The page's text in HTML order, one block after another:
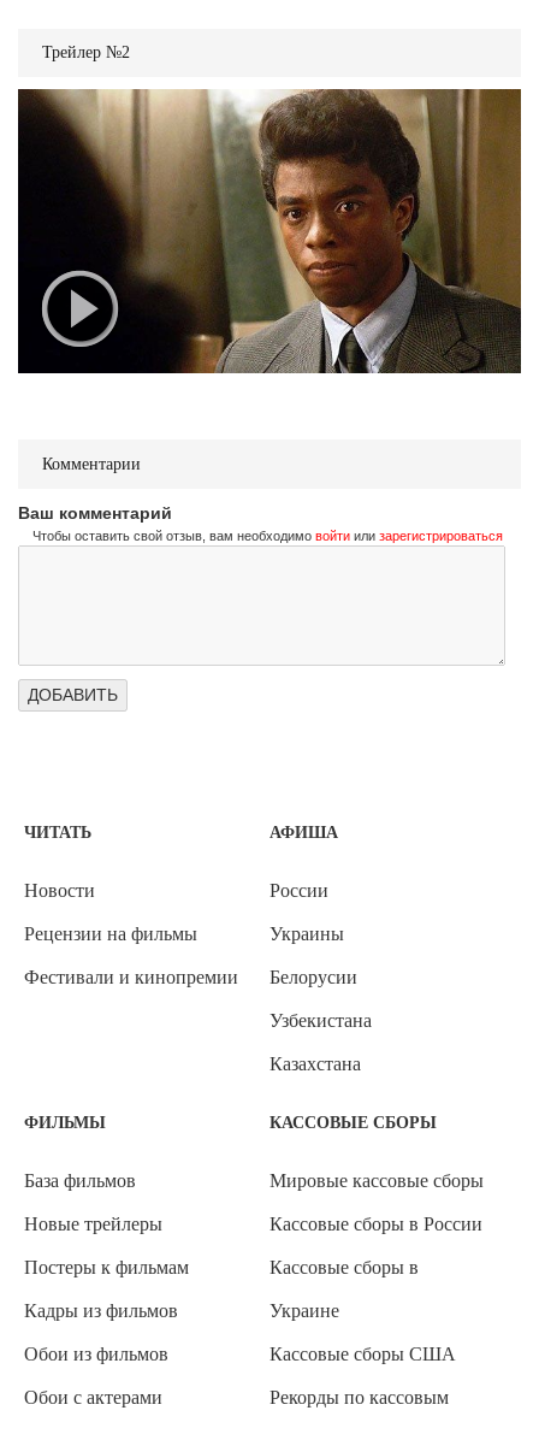
Трейлер №2
Комментарии
Ваш комментарий
Чтобы оставить свой отзыв, вам необходимо войти или зарегистрироваться
ЧИТАТЬ
Новости
Рецензии на фильмы
Фестивали и кинопремии
АФИША
России
Украины
Белорусии
Узбекистана
Казахстана
ФИЛЬМЫ
База фильмов
Новые трейлеры
Постеры к фильмам
Кадры из фильмов
Обои из фильмов
Обои с актерами
КАССОВЫЕ СБОРЫ
Мировые кассовые сборы
Кассовые сборы в России
Кассовые сборы в
Украине
Кассовые сборы США
Рекорды по кассовым